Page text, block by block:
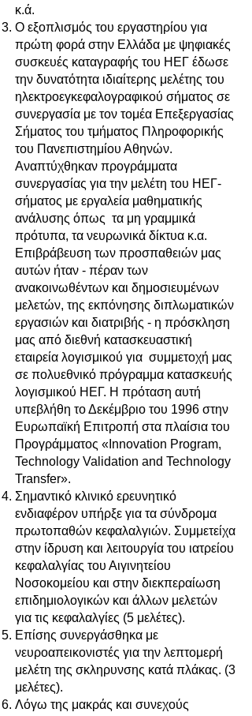
κ.ά.
Ο εξοπλισμός του εργαστηρίου για
πρώτη φορά στην Ελλάδα με ψηφιακές
συσκευές καταγραφής του ΗΕΓ έδωσε
την δυνατότητα ιδιαίτερης μελέτης του
ηλεκτροεγκεφαλογραφικού σήματος σε
συνεργασία με τον τομέα Επεξεργασίας
Σήματος του τμήματος Πληροφορικής
του Πανεπιστημίου Αθηνών.
Αναπτύχθηκαν προγράμματα
συνεργασίας για την μελέτη του ΗΕΓ-
σήματος με εργαλεία μαθηματικής
ανάλυσης όπως τα μη γραμμικά
πρότυπα, τα νευρωνικά δίκτυα κ.α.
Επιβράβευση των προσπαθειών μας
αυτών ήταν - πέραν των
ανακοινωθέντων και δημοσιευμένων
μελετών, της εκπόνησης διπλωματικών
εργασιών και διατριβής - η πρόσκληση
μας από διεθνή κατασκευαστική
εταιρεία λογισμικού για συμμετοχή μας
σε πολυεθνικό πρόγραμμα κατασκευής
λογισμικού ΗΕΓ. Η πρόταση αυτή
υπεβλήθη το Δεκέμβριο του 1996 στην
Ευρωπαϊκή Επιτροπή στα πλαίσια του
Προγράμματος «Ιnnovation Program,
Technology Validation and Technology
Transfer».
Σημαντικό κλινικό ερευνητικό
ενδιαφέρον υπήρξε για τα σύνδρομα
πρωτοπαθών κεφαλαλγιών. Συμμετείχα
στην ίδρυση και λειτουργία του ιατρείου
κεφαλαλγίας του Αιγινητείου
Νοσοκομείου και στην διεκπεραίωση
επιδημιολογικών και άλλων μελετών
για τις κεφαλαλγίες (5 μελέτες).
Επίσης συνεργάσθηκα με
νευροαπεικονιστές για την λεπτομερή
μελέτη της σκληρυνσης κατά πλάκας. (3
μελέτες).
Λόγω της μακράς και συνεχούς